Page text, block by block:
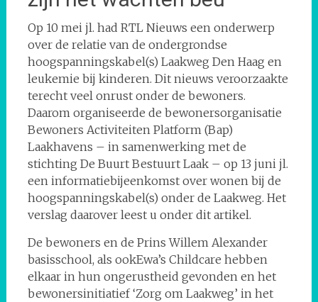
Op 10 mei jl. had RTL Nieuws een onderwerp
over de relatie van de ondergrondse
hoogspanningskabel(s) Laakweg Den Haag en
leukemie bij kinderen. Dit nieuws veroorzaakte
terecht veel onrust onder de bewoners.
Daarom organiseerde de bewonersorganisatie
Bewoners Activiteiten Platform (Bap)
Laakhavens – in samenwerking met de
stichting De Buurt Bestuurt Laak – op 13 juni jl.
een informatiebijeenkomst over wonen bij de
hoogspanningskabel(s) onder de Laakweg. Het
verslag daarover leest u onder dit artikel.
De bewoners en de Prins Willem Alexander
basisschool, als ookEwa’s Childcare hebben
elkaar in hun ongerustheid gevonden en het
bewonersinitiatief ‘Zorg om Laakweg’ in het